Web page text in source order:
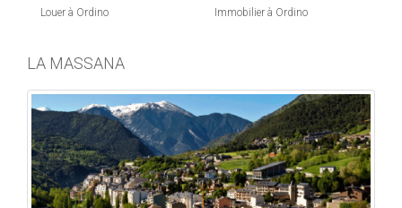
Louer à Ordino
Immobilier à Ordino
LA MASSANA